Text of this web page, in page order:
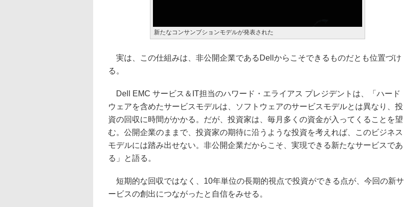
新たなコンサンプションモデルが発表された
実は、この仕組みは、非公開企業であるDellからこそできるものだとも位置づけ
る。
Dell EMC サービス＆IT担当のハワード・エライアス プレジデントは、「ハード
ウェアを含めたサービスモデルは、ソフトウェアのサービスモデルとは異なり、投
資の回収に時間がかかる。だが、投資家は、毎月多くの資金が入ってくることを望
む。公開企業のままで、投資家の期待に沿うような投資を考えれば、このビジネス
モデルには踏み出せない。非公開企業だからこそ、実現できる新たなサービスであ
る」と語る。
短期的な回収ではなく、10年単位の長期的視点で投資ができる点が、今回の新サ
ービスの創出につながったと自信をみせる。